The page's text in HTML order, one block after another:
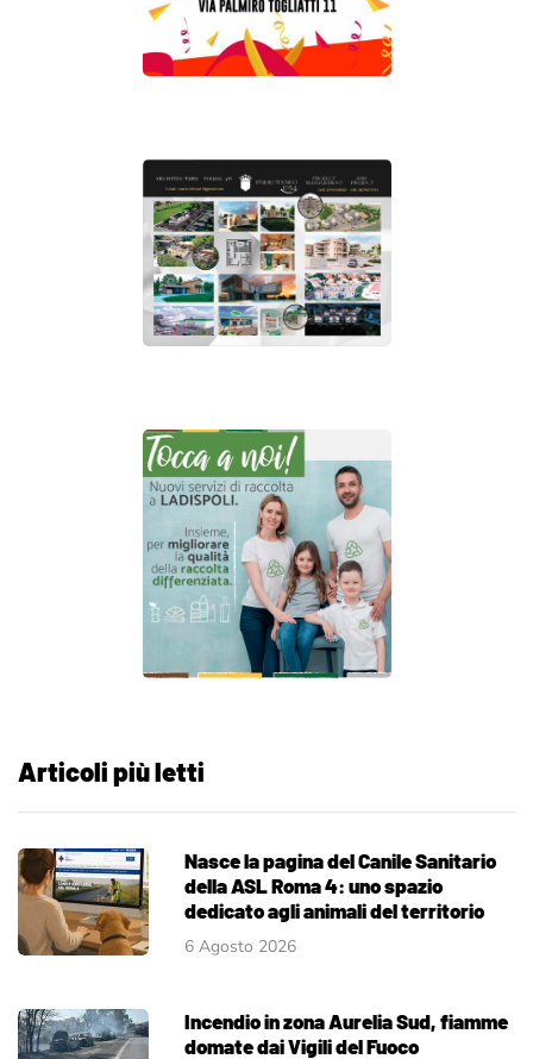
Articoli più letti
Nasce la pagina del Canile Sanitario
della ASL Roma 4: uno spazio
dedicato agli animali del territorio
6 Agosto 2026
Incendio in zona Aurelia Sud, fiamme
domate dai Vigili del Fuoco